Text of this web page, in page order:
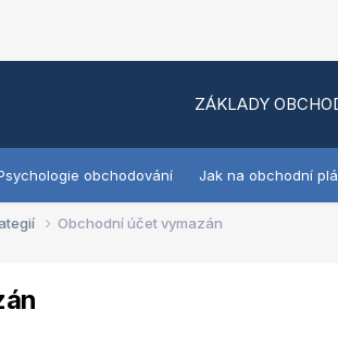
ZÁKLADY
obchodování Jak na obchodní
Obchodní účet vymazán